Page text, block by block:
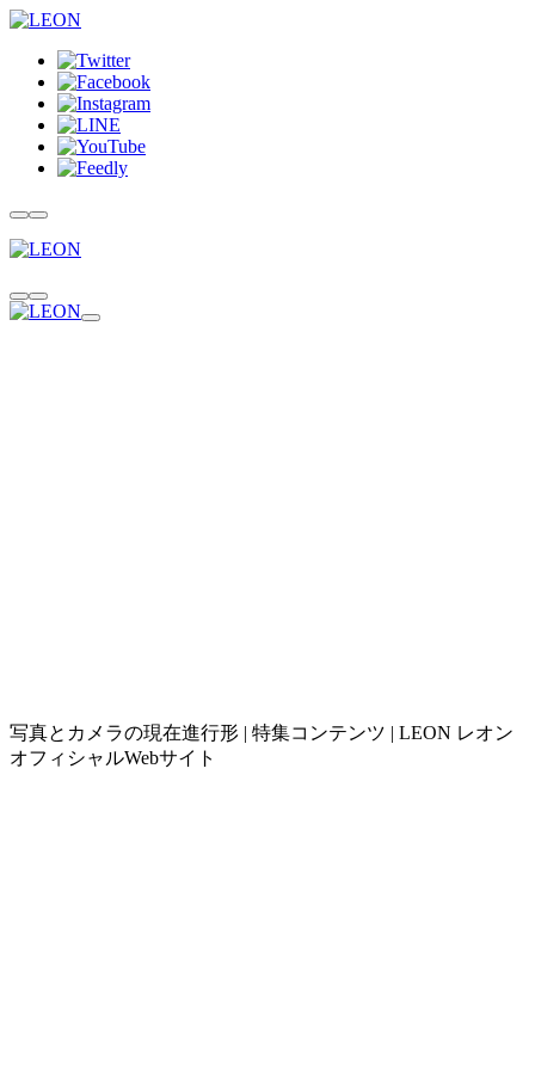
写真とカメラの現在進行形 | 特集コンテンツ | LEON レオン
オフィシャルWebサイト